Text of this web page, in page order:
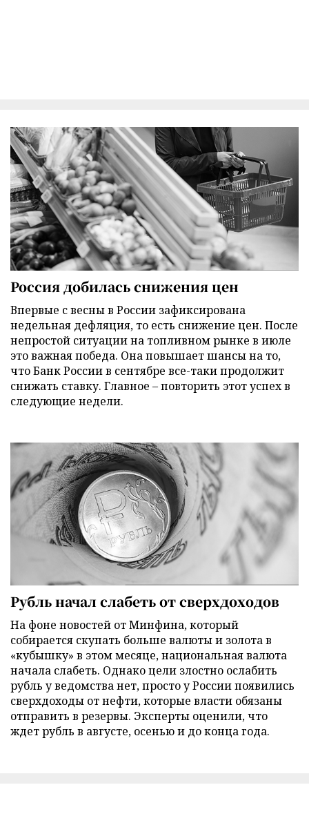
Россия добилась снижения цен
Впервые с весны в России зафиксирована
недельная дефляция, то есть снижение цен. После
непростой ситуации на топливном рынке в июле
это важная победа. Она повышает шансы на то,
что Банк России в сентябре все-таки продолжит
снижать ставку. Главное – повторить этот успех в
следующие недели.
Рубль начал слабеть от сверхдоходов
На фоне новостей от Минфина, который
собирается скупать больше валюты и золота в
«кубышку» в этом месяце, национальная валюта
начала слабеть. Однако цели злостно ослабить
рубль у ведомства нет, просто у России появились
сверхдоходы от нефти, которые власти обязаны
отправить в резервы. Эксперты оценили, что
ждет рубль в августе, осенью и до конца года.